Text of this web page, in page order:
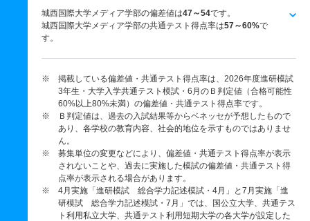
城西国際大学メディア学部の偏差値は47～54です。
城西国際大学メディア学部の共通テスト得点率は57～60%で
す。
※ 掲載している偏差値・共通テスト得点率は、2026年度進研模試
3年生・大学入学共通テスト模試・6月のＢ判定値（合格可能性
60%以上80%未満）の偏差値・共通テスト得点率です。
※ Ｂ判定値は、過去の入試結果等からベネッセが予想したもので
あり、各学校の教育内容、社会的地位を示すものではありませ
ん。
※ 募集単位の変更などにより、偏差値・共通テスト得点率が表示
されないことや、過去に実施した模試の偏差値・共通テスト得
点率が表示される場合があります。
※ 4月実施「進研模試 総合学力記述模試・4月」と7月実施「進
研模試 総合学力記述模試・7月」では、国公立大学、共通テス
ト利用私立大学、共通テスト利用短期大学の各大学が設定した